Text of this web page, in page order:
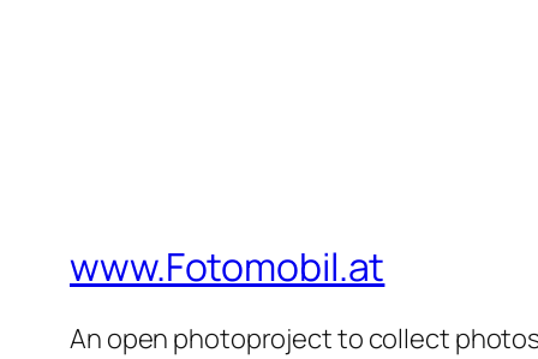
www.Fotomobil.at
An open photoproject to collect